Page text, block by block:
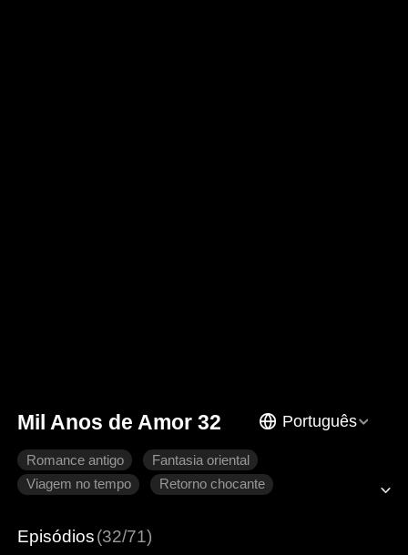
Mil Anos de Amor 32 Português
Romance antigo
Fantasia oriental
Viagem no tempo
Retorno chocante
Episódios(32/71)